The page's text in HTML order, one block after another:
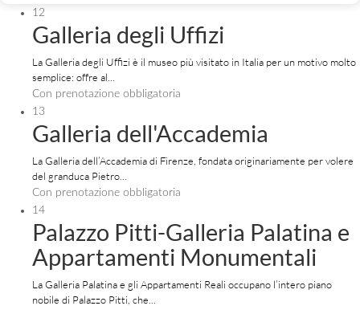
12
Galleria degli Uffizi
La Galleria degli Uffizi è il museo più visitato in Italia per un motivo molto
semplice: offre al...
Con prenotazione obbligatoria
13
Galleria dell'Accademia
La Galleria dell’Accademia di Firenze, fondata originariamente per volere
del granduca Pietro...
Con prenotazione obbligatoria
14
Palazzo Pitti-Galleria Palatina e
Appartamenti Monumentali
La Galleria Palatina e gli Appartamenti Reali occupano l’intero piano
nobile di Palazzo Pitti, che...